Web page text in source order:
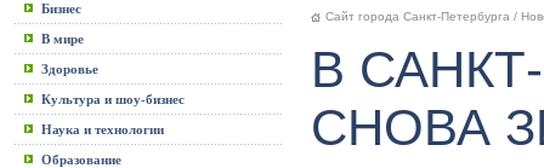
Бизнес
В мире
Здоровье
Культура и шоу-бизнес
Наука и технологии
Образование
Сайт города Санкт-Петербурга /
В
СНОВА